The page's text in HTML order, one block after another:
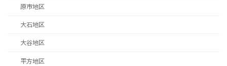
原市地区
大石地区
大谷地区
平方地区